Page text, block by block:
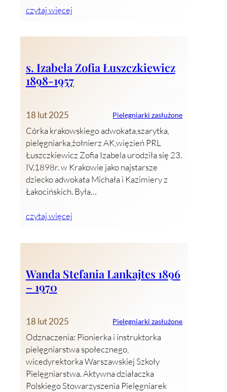
czytaj więcej
s. Izabela Zofia Łuszczkiewicz
1898-1957
18 lut 2025 Pielęgniarki zasłużone
Córka krakowskiego adwokata,szarytka,
pielęgniarka,żołnierz AK,więzień PRL
Łuszczkiewicz Zofia Izabela urodziła się 23.
IV.1898r. w Krakowie jako najstarsze
dziecko adwokata Michała i Kazimiery z
Łakocińskich. Była…
czytaj więcej
Wanda Stefania Lankajtes 1896
– 1970
18 lut 2025 Pielęgniarki zasłużone
Odznaczenia: Pionierka i instruktorka
pielęgniarstwa społecznego,
wicedyrektorka Warszawskiej Szkoły
Pielęgniarstwa. Aktywna działaczka
Polskiego Stowarzyszenia Pielęgniarek